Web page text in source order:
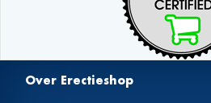
Over Erectieshop